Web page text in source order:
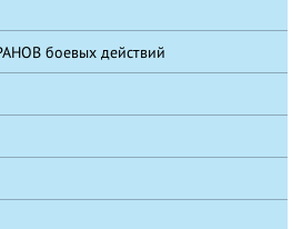
боевых действий